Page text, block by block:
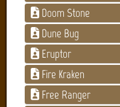
Doom Stone
Dune Bug
Eruptor
Fire Kraken
Free Ranger